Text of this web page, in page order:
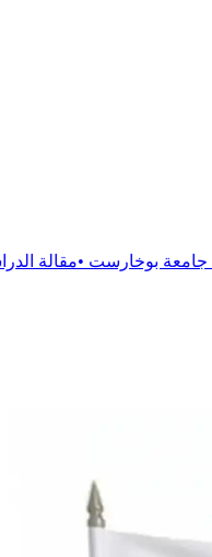
•مقالة الدراسة فى رومانيا